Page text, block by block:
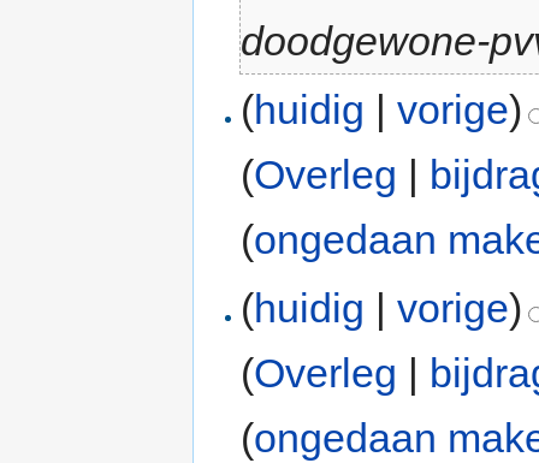
doodgewone-
(huidig |vorige)
(Overleg |
(ongedaan
(huidig |vorige)
(Overleg |
(ongedaan